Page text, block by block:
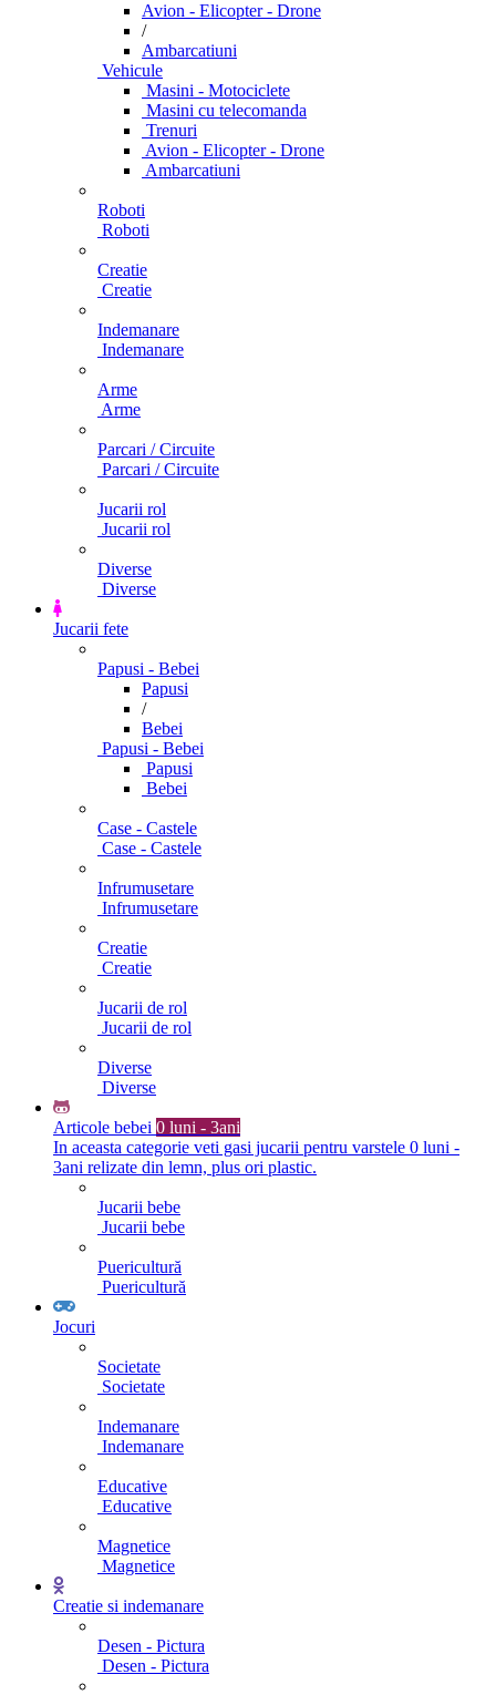
Avion - Elicopter - Drone
/
Ambarcatiuni
Vehicule
Masini - Motociclete
Masini cu telecomanda
Trenuri
Avion - Elicopter - Drone
Ambarcatiuni
Roboti
Roboti
Creatie
Creatie
Indemanare
Indemanare
Arme
Arme
Parcari / Circuite
Parcari / Circuite
Jucarii rol
Jucarii rol
Diverse
Diverse
Jucarii fete
Papusi - Bebei
Papusi
/
Bebei
Papusi - Bebei
Papusi
Bebei
Case - Castele
Case - Castele
Infrumusetare
Infrumusetare
Creatie
Creatie
Jucarii de rol
Jucarii de rol
Diverse
Diverse
Articole bebei 0 luni - 3ani
In aceasta categorie veti gasi jucarii pentru varstele 0 luni -
3ani relizate din lemn, plus ori plastic.
Jucarii bebe
Jucarii bebe
Puericultură
Puericultură
Jocuri
Societate
Societate
Indemanare
Indemanare
Educative
Educative
Magnetice
Magnetice
Creatie si indemanare
Desen - Pictura
Desen - Pictura